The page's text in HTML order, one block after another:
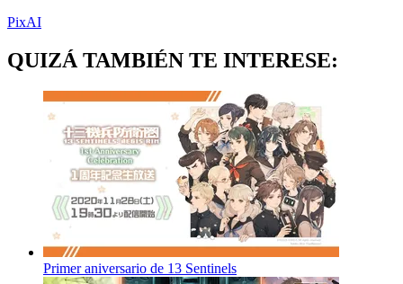
PixAI
QUIZÁ TAMBIÉN TE INTERESE:
Primer aniversario de 13 Sentinels